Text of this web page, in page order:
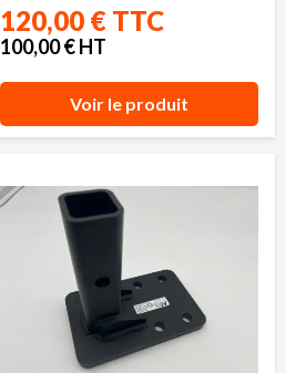
120,00 € TTC
100,00 € HT
Voir le produit